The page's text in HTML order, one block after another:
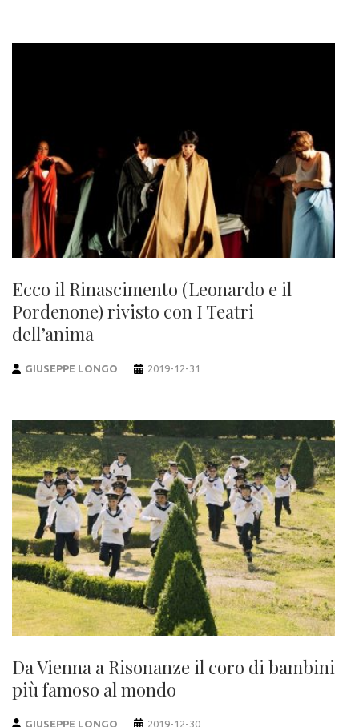
Ecco il Rinascimento (Leonardo e il
Pordenone) rivisto con I Teatri
dell’anima
GIUSEPPE LONGO 2019-12-31
Da Vienna a Risonanze il coro di bambini
più famoso al mondo
GIUSEPPE LONGO 2019-12-30